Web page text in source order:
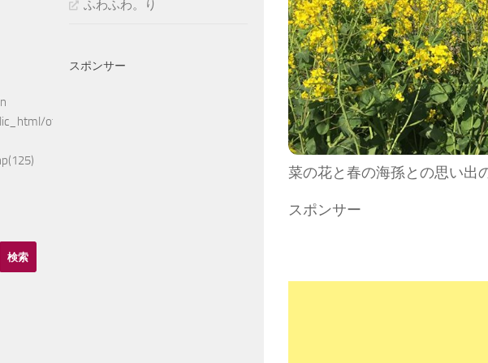
菜の花と春の海孫との思い出
スポンサー
otake/wp-
ふわふわ。り
スポンサー